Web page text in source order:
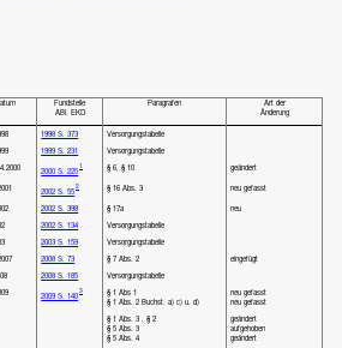
Fundstelle
ABl. EKD
Paragrafen
Art der
Änderung
1998 S. 373
Versorgungstabelle
1999 S. 231
Versorgungstabelle
2000 S. 225
1 § 6, § 10
geändert
2002 S. 55
2 § 16 Abs. 3
neu gefasst
2002 S. 398 § 17a
neu
2002 S. 134
Versorgungstabelle
2003 S. 159
Versorgungstabelle
2008 S. 73 § 7 Abs. 2
eingefügt
2008 S. 185
Versorgungstabelle
2009 S. 140
3
§ 1 Abs 1
§ 1 Abs. 2 Buchst. a) c) u. d)
neu gefasst
neu gefasst
§ 1 Abs. 3 , § 2
§ 5 Abs. 3
§ 5 Abs. 4
geändert
aufgehoben
geändert